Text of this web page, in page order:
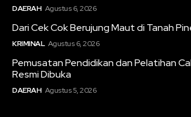
DAERAH Agustus 6, 2026
Dari Cek Cok Berujung Maut di Tanah
KRIMINAL Agustus 6, 2026
Pemusatan Pendidikan dan Pelatihan
Resmi Dibuka
DAERAH Agustus 5, 2026